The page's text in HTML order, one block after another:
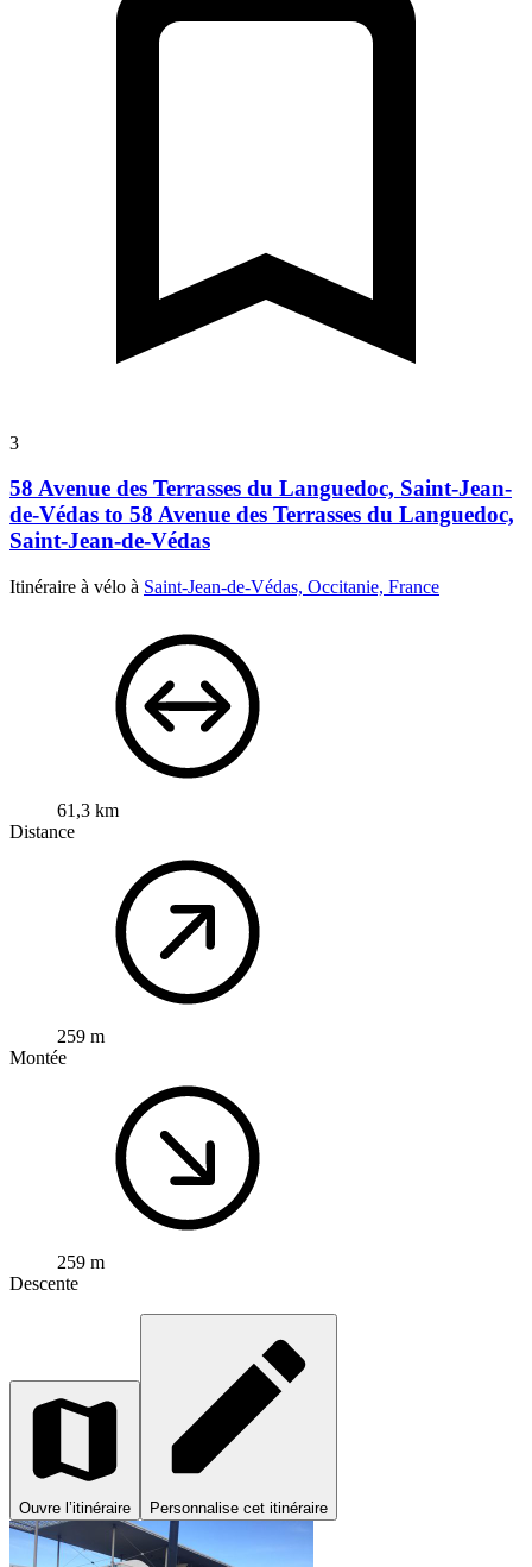
3
58 Avenue des Terrasses du Languedoc, Saint-Jean-
de-Védas to 58 Avenue des Terrasses du Languedoc,
Saint-Jean-de-Védas
Itinéraire à vélo à Saint-Jean-de-Védas, Occitanie, France
61,3 km
Distance
259 m
Montée
259 m
Descente
Ouvre l’itinéraire Personnalise cet itinéraire